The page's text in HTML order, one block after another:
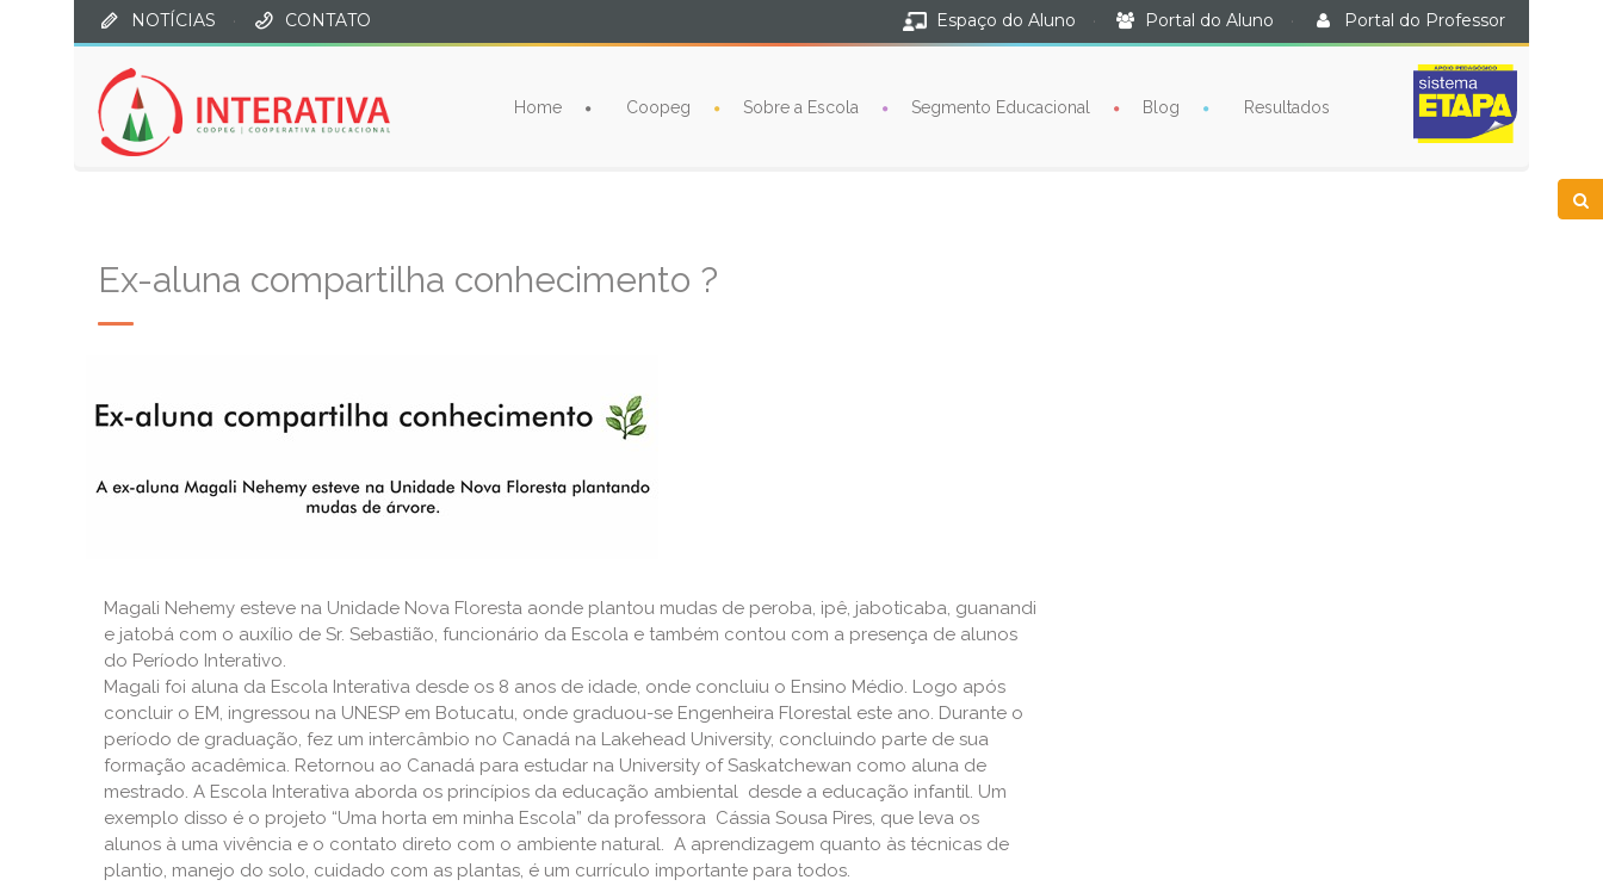
NOTÍCIAS · CONTATO Espaço do Aluno · Portal do Aluno · Portal do Professor
Home Coopeg Sobre a Escola Segmento Educacional Blog Resultados
Ex-aluna compartilha conhecimento ?
Magali Nehemy esteve na Unidade Nova Floresta aonde plantou mudas de peroba, ipê, jaboticaba, guanandi
e jatobá com o auxílio de Sr. Sebastião, funcionário da Escola e também contou com a presença de alunos
do Período Interativo.
Magali foi aluna da Escola Interativa desde os 8 anos de idade, onde concluiu o Ensino Médio. Logo após
concluir o EM, ingressou na UNESP em Botucatu, onde graduou-se Engenheira Florestal este ano. Durante o
período de graduação, fez um intercâmbio no Canadá na Lakehead University, concluindo parte de sua
formação acadêmica. Retornou ao Canadá para estudar na University of Saskatchewan como aluna de
mestrado. A Escola Interativa aborda os princípios da educação ambiental desde a educação infantil. Um
exemplo disso é o projeto “Uma horta em minha Escola” da professora Cássia Sousa Pires, que leva os
alunos à uma vivência e o contato direto com o ambiente natural. A aprendizagem quanto às técnicas de
plantio, manejo do solo, cuidado com as plantas, é um currículo importante para todos.